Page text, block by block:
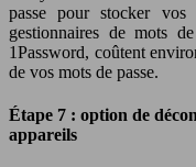
passe pour stocker
gestionnaires de mots
1Password, coûtent
de vos mots de passe.
Étape 7 : option de
appareils